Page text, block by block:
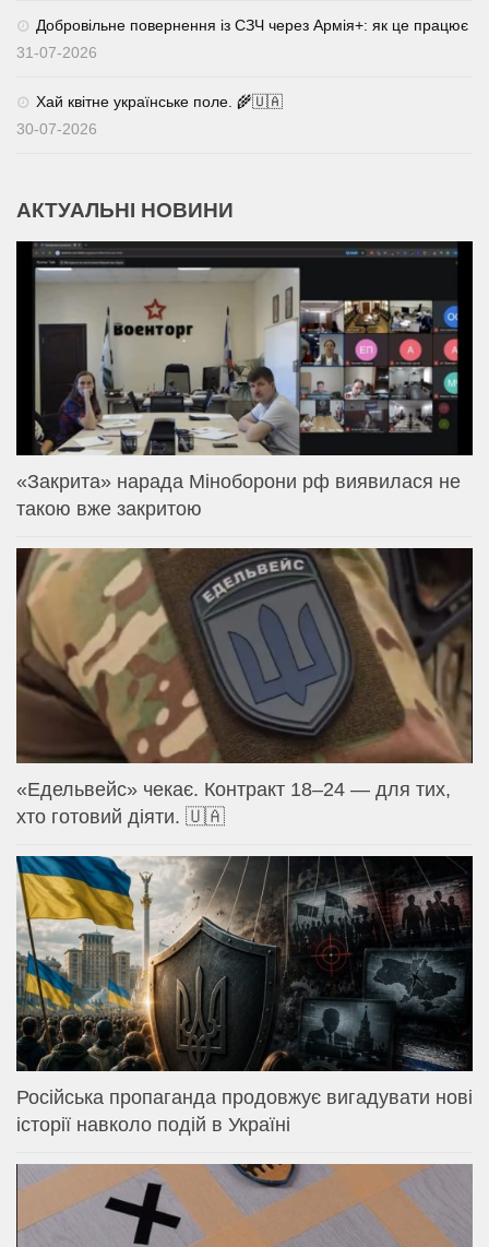
Добровільне повернення із СЗЧ через Армія+: як це працює
31-07-2026
Хай квітне українське поле. 🌾🇺🇦
30-07-2026
АКТУАЛЬНІ НОВИНИ
«Закрита» нарада Міноборони рф виявилася не
такою вже закритою
«Едельвейс» чекає. Контракт 18–24 — для тих,
хто готовий діяти. 🇺🇦
Російська пропаганда продовжує вигадувати нові
історії навколо подій в Україні